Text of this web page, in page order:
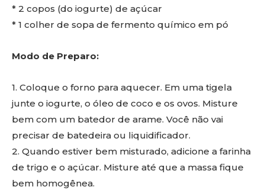
* 2 copos (do iogurte) de açúcar
* 1 colher de sopa de fermento químico em pó
Modo de Preparo:
1. Coloque o forno para aquecer. Em uma tigela
junte o iogurte, o óleo de coco e os ovos. Misture
bem com um batedor de arame. Você não vai
precisar de batedeira ou liquidificador.
2. Quando estiver bem misturado, adicione a farinha
de trigo e o açúcar. Misture até que a massa fique
bem homogênea.